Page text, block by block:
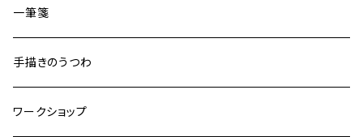
一筆箋
手描きのうつわ
ワークショップ